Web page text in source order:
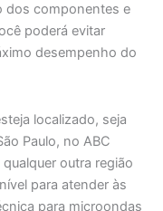
dos componentes e
poderá evitar
desempenho do
localizado, seja
Paulo, no ABC
outra região
para atender às
para microondas